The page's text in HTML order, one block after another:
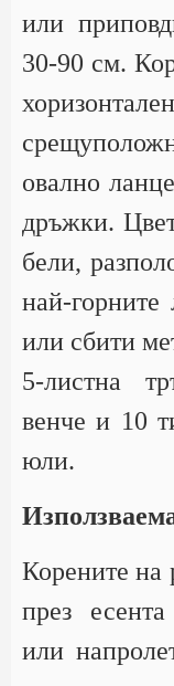
или
30-90 см.
овално
дръжки.
бели,
най-
или сбити
5-листна
венче и 10
юли.
Корените на
през
или